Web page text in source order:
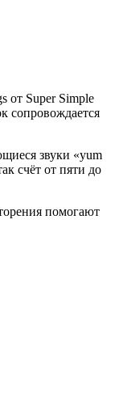
от Super Simple
сопровождается
звуки «yum
счёт от пяти до
помогают